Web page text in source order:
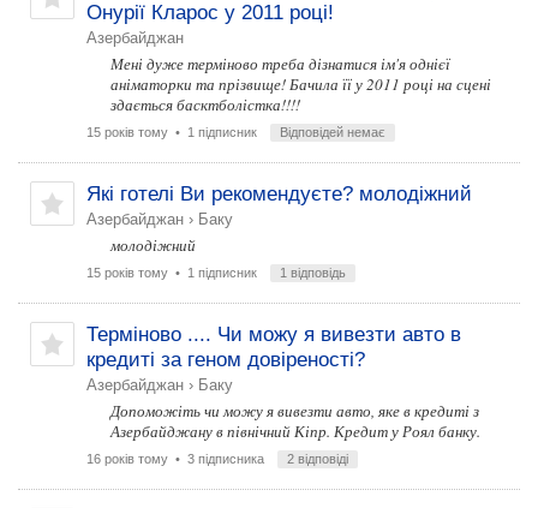
Онурії Кларос у 2011 році!
Азербайджан
Мені дуже терміново треба дізнатися ім'я однієї
аніматорки та прізвище! Бачила її у 2011 році на сцені
здається басктболістка!!!!
15 років тому • 1 підписник Відповідей немає
Які готелі Ви рекомендуєте? молодіжний
Азербайджан › Баку
молодіжний
15 років тому • 1 підписник 1 відповідь
Терміново .... Чи можу я вивезти авто в
кредиті за геном довіреності?
Азербайджан › Баку
Допоможіть чи можу я вивезти авто, яке в кредиті з
Азербайджану в північний Кіпр. Кредит у Роял банку.
16 років тому • 3 підписника 2 відповіді